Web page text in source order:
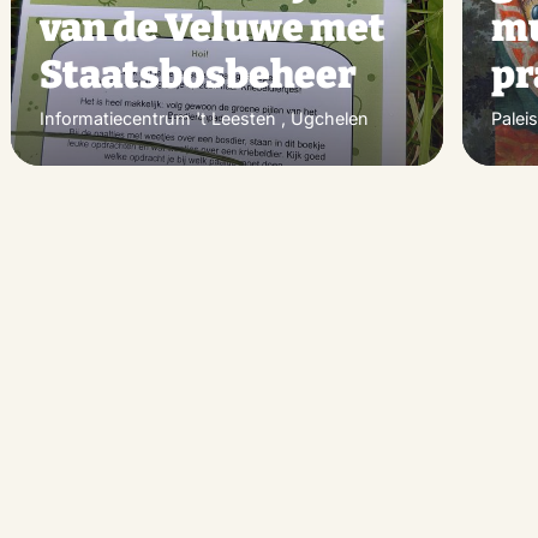
van de Veluwe met
Staatsbosbeheer
Informatiecentrum 't Leesten , Ugchelen